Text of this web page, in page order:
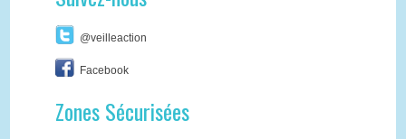
@veilleaction
Facebook
Zones Sécurisées